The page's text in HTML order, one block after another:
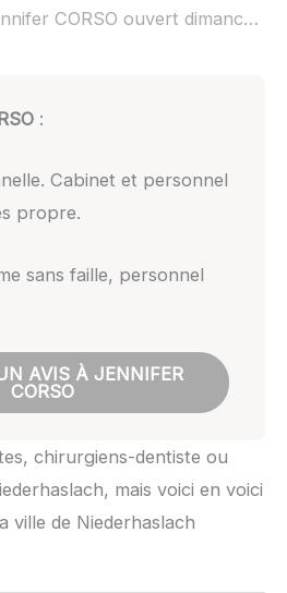
Jennifer CORSO ouvert dimanche :
:
Cabinet et personnel
propre.
sans faille, personnel
AVIS À JENNIFER
CORSO
chirurgiens-dentiste ou
mais voici en voici
ville de Niederhaslach